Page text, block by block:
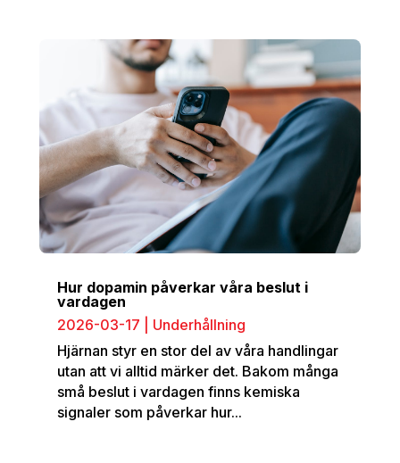
Hur dopamin påverkar våra beslut i
vardagen
2026-03-17
Underhållning
Hjärnan styr en stor del av våra handlingar
utan att vi alltid märker det. Bakom många
små beslut i vardagen finns kemiska
signaler som påverkar hur...